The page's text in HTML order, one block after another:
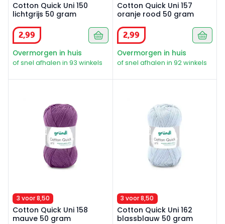
Cotton Quick Uni 150
lichtgrijs 50 gram
2,99
Overmorgen in huis
of snel afhalen in 93 winkels
Cotton Quick Uni 157
oranje rood 50 gram
2,99
Overmorgen in huis
of snel afhalen in 92 winkels
3 voor 8,50
Cotton Quick Uni 158
mauve 50 gram
3 voor 8,50
Cotton Quick Uni 162
blassblauw 50 gram